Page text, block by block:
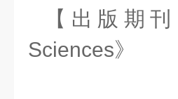
【出版期
Sciences》